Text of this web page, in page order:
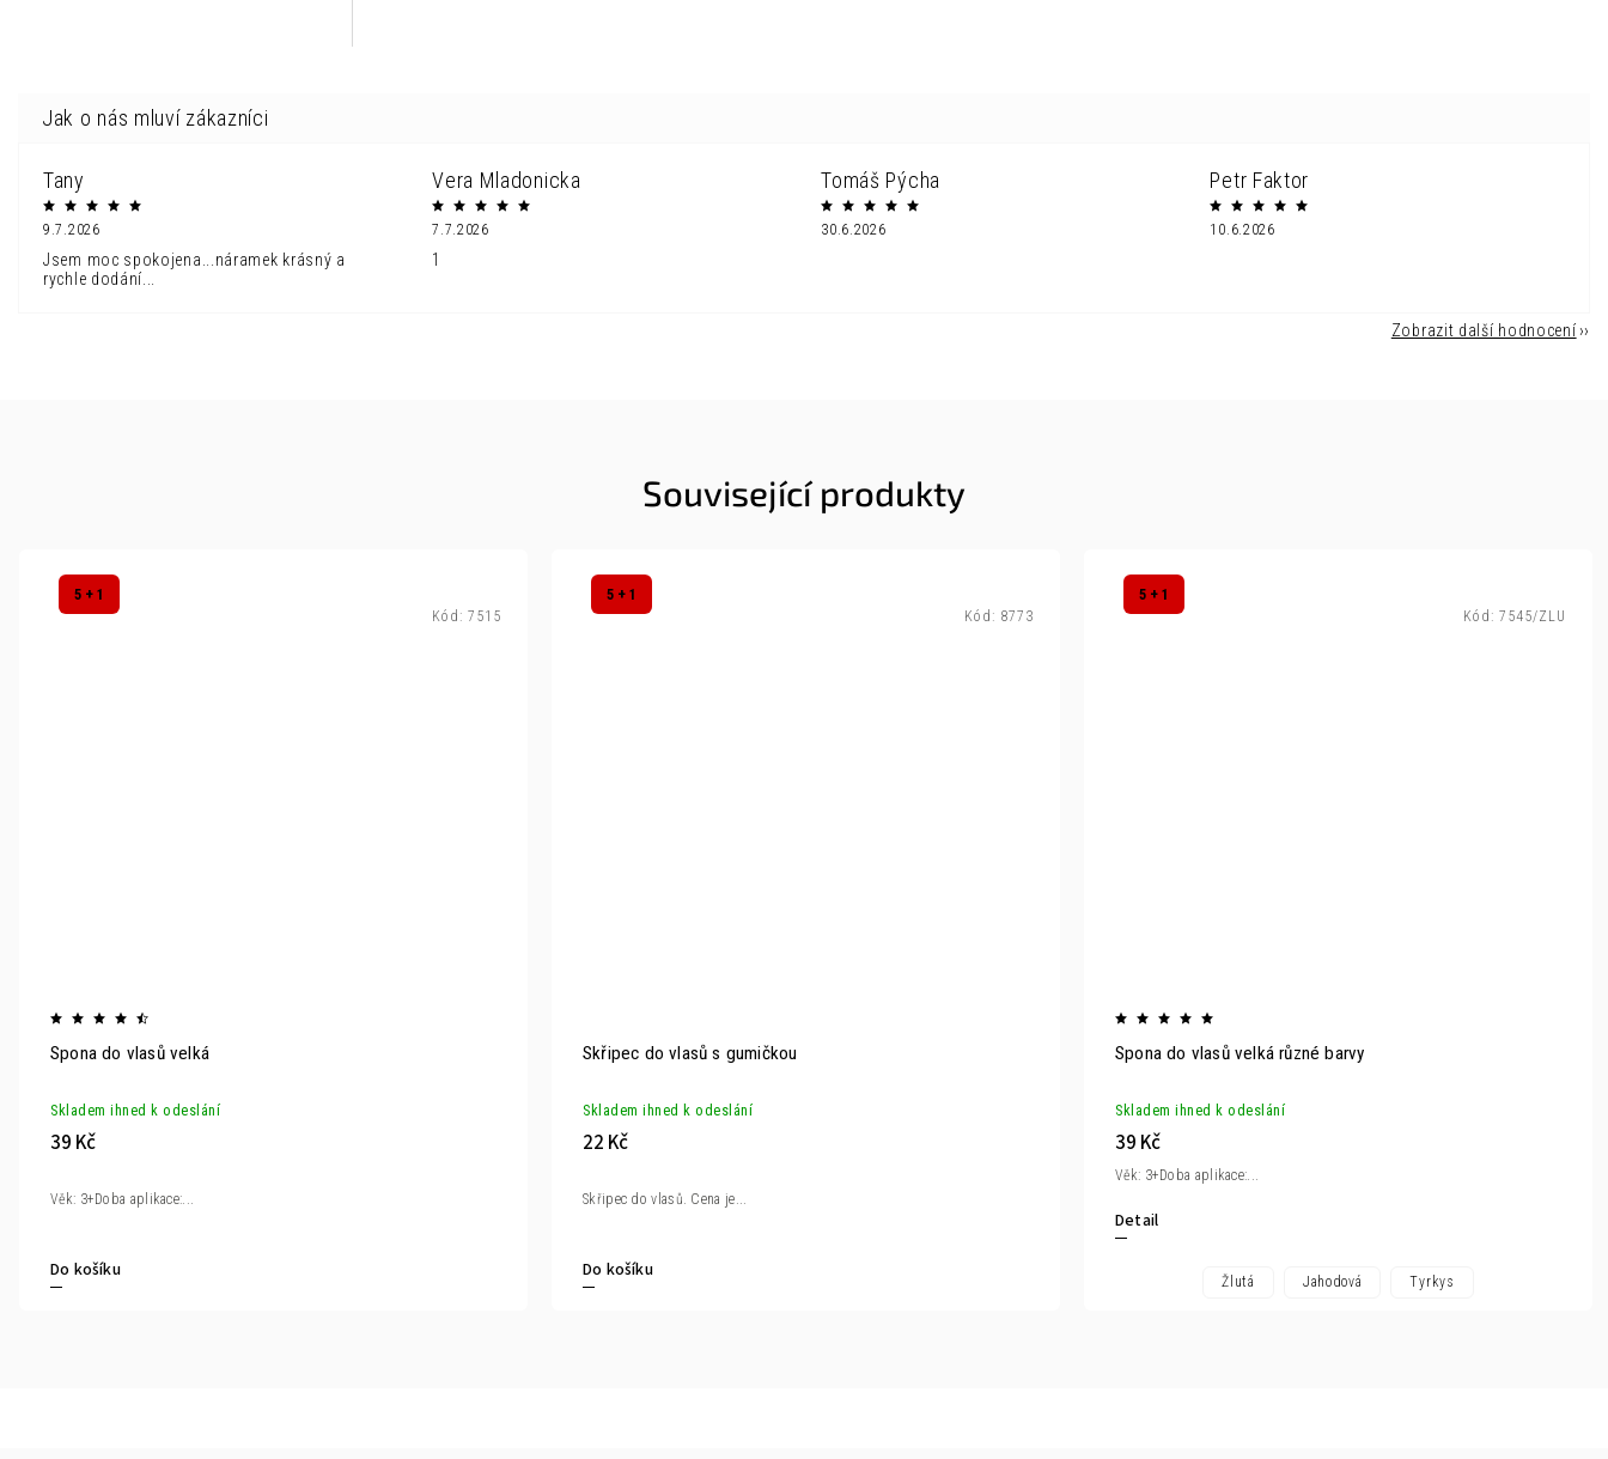
Tany
9.7.2026
Jsem moc spokojena...náramek krásný a
rychle dodání...
Vera Mladonicka
7.7.2026
1
Tomáš Pýcha
30.6.2026
Petr Faktor
10.6.2026
Zobrazit další hodnocení
Související produkty
5 + 1
Spona do vlasů velká
Skladem ihned k odeslání
39 Kč
Do košíku
Věk: 3+Doba aplikace:...
Kód: 7515
5 + 1
Skřipec do vlasů s gumičkou
Skladem ihned k odeslání
22 Kč
Do košíku
Skřipec do vlasů. Cena je...
Kód: 8773
5 + 1
Spona do vlasů velká různé barvy
Skladem ihned k odeslání
39 Kč
Detail
Věk: 3+Doba aplikace:...
Žlutá Jahodová Tyrkys
Kód: 7545/ZLU